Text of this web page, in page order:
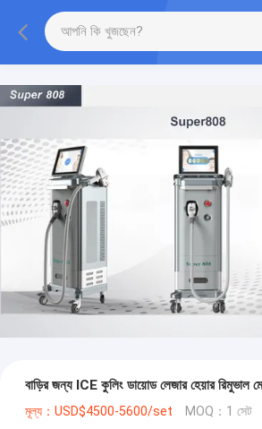
বাড়ির জন্য ICE কুলিং ডায়োড লেজার হেয়ার রিমুভাল
মূল্য：USD$4500-5600/set MOQ：1 সেট